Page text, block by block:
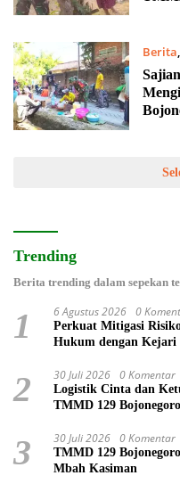
Berita,
Trending
Berita trending dalam sepekan
1 6 Agustus 2026 0
Perkuat Mitigasi
Hukum dengan
2 30 Juli 2026 0 Komentar
Logistik Cinta dan
TMMD 129 Bojonegoro
3 30 Juli 2026 0 Komentar
TMMD 129
Mbah Kasiman